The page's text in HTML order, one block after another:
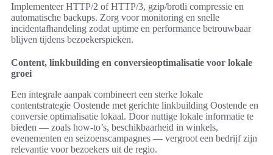
Implementeer HTTP/2 of HTTP/3, gzip/brotli compressie en
automatische backups. Zorg voor monitoring en snelle
incidentafhandeling zodat uptime en performance betrouwbaar
blijven tijdens bezoekerspieken.
Content, linkbuilding en conversieoptimalisatie voor lokale
groei
Een integrale aanpak combineert een sterke lokale
contentstrategie Oostende met gerichte linkbuilding Oostende en
conversie optimalisatie lokaal. Door nuttige lokale informatie te
bieden — zoals how-to’s, beschikbaarheid in winkels,
evenementen en seizoenscampagnes — vergroot een bedrijf zijn
relevantie voor bezoekers uit de regio.